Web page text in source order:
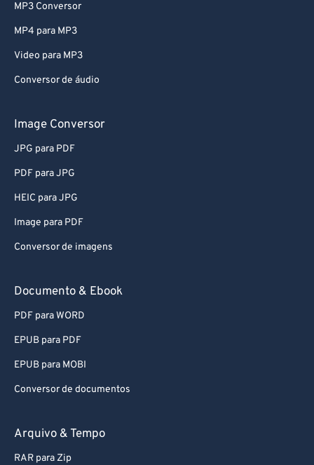
MP3 Conversor
MP4 para MP3
Video para MP3
Conversor de áudio
Image Conversor
JPG para PDF
PDF para JPG
HEIC para JPG
Image para PDF
Conversor de imagens
Documento & Ebook
PDF para WORD
EPUB para PDF
EPUB para MOBI
Conversor de documentos
Arquivo & Tempo
RAR para Zip